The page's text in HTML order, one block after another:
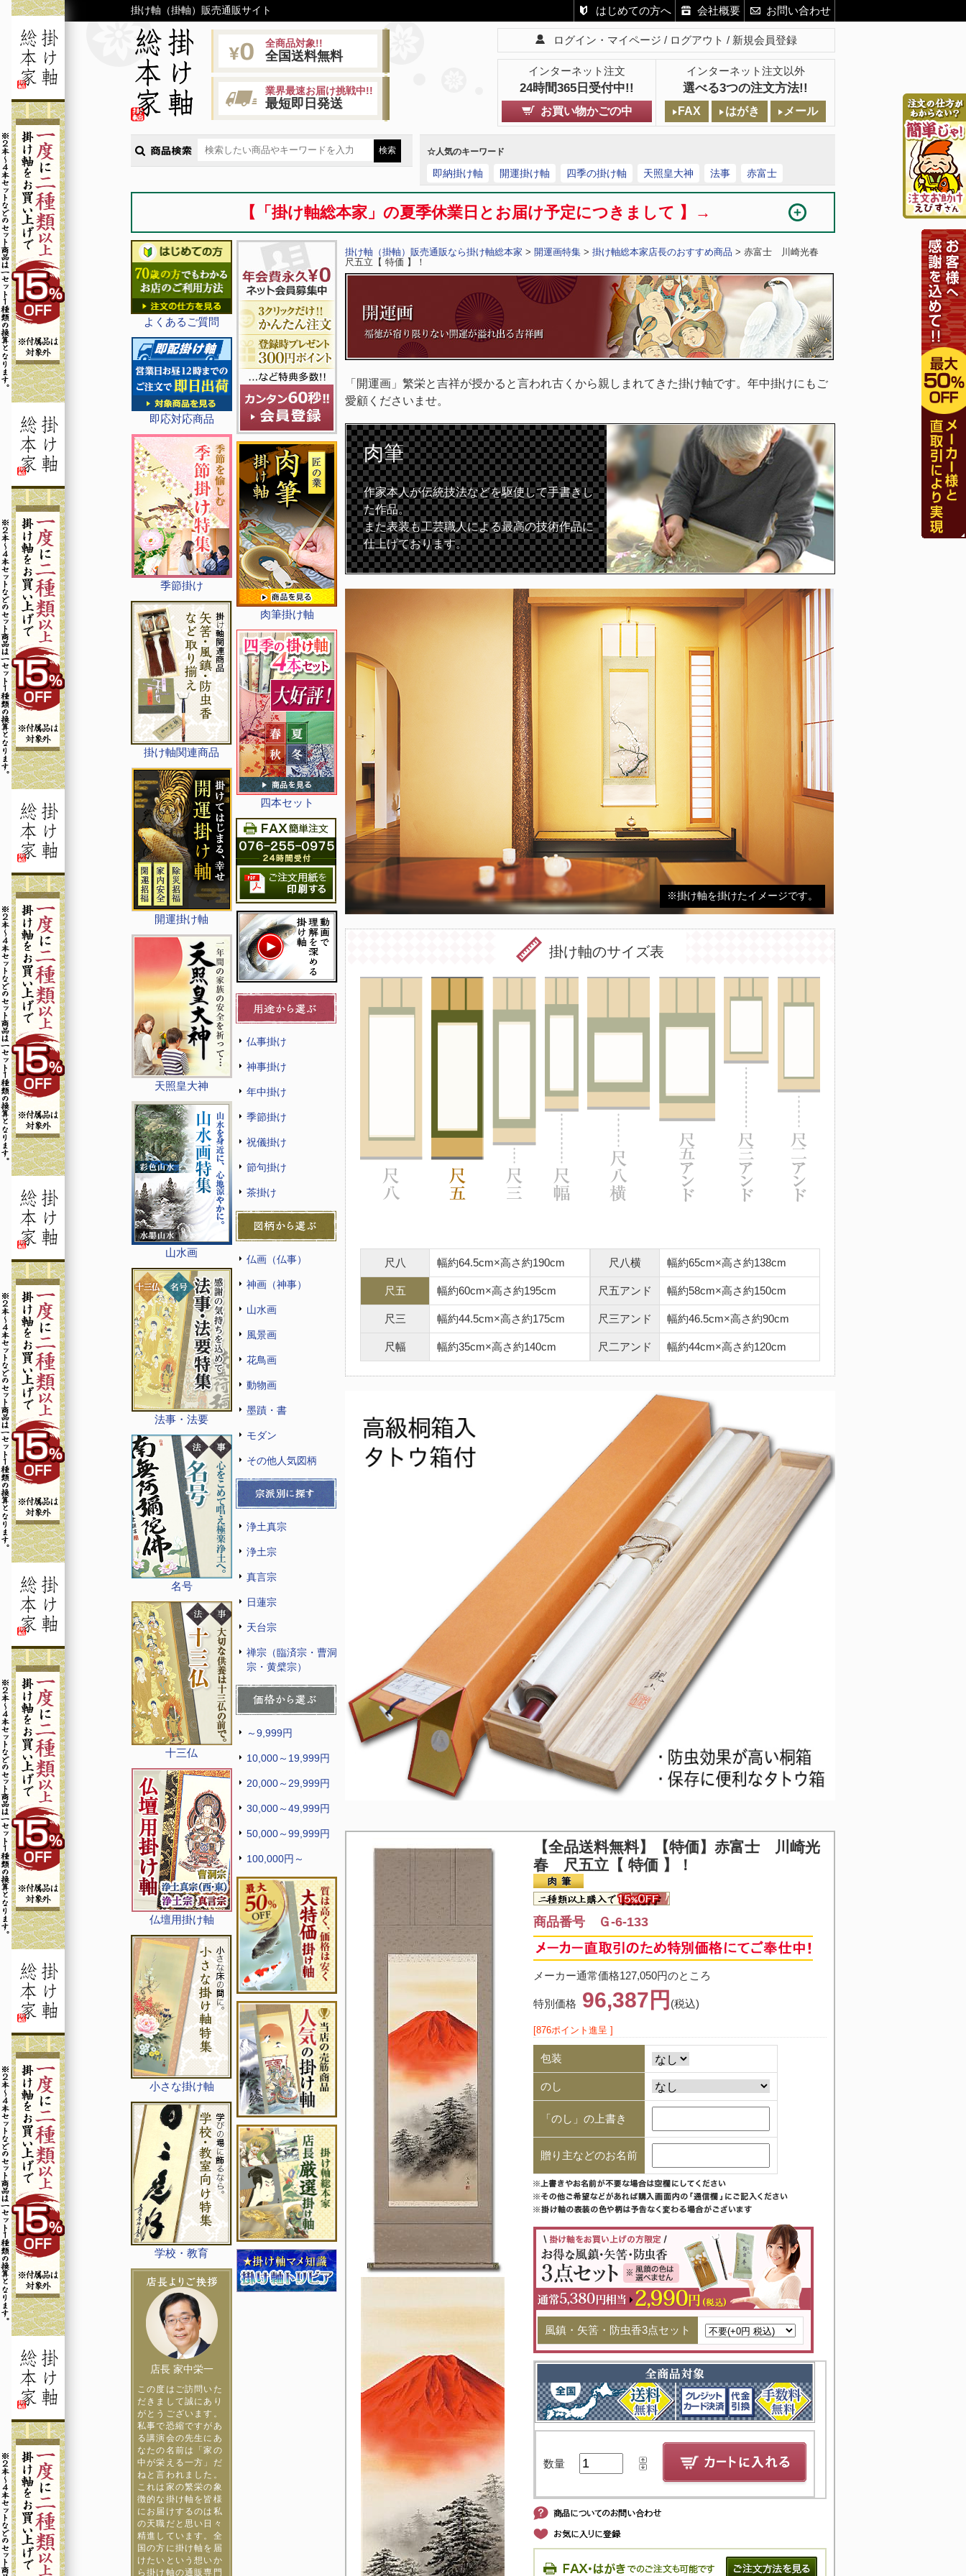
掛け軸（掛軸）販売通販サイト はじめての方へ 会社概要 お問い合わせ
全商品対象!!
全国送料無料
業界最速お届け挑戦中!!
最短即日発送
ログイン・マイページ ログアウト 新規会員登録
インターネット注文
24時間365日受付中!!
インターネット注文以外
選べる3つの注文方法!!
お買い物かごの中 FAX はがき メール
☆人気のキーワード
即納掛け軸 開運掛け軸 四季の掛け軸 天照皇大神 法事 赤富士
【「掛け軸総本家」の夏季休業日とお届け予定につきまして 】→
よくあるご質問
即応対応商品
季節掛け
掛け軸関連商品
開運掛け軸
天照皇大神
山水画
法事・法要
名号
十三仏
仏壇用掛け軸
小さな掛け軸
学校・教育
店長 家中栄一
この度はご訪問いた
だきまして誠にあり
がとうございます。
私事で恐縮ですがあ
る講演会の先生にあ
なたの名前は「家の
中が栄える一方」だ
ねと言われました。
これは家の繁栄の象
徴的な掛け軸を皆様
にお届けするのは私
の天職だと思い日々
精進しています。全
国の方に掛け軸を届
けたいという想いか
ら掛け軸の通販専門
肉筆掛け軸
四本セット
仏事掛け
神事掛け
年中掛け
季節掛け
祝儀掛け
節句掛け
茶掛け
仏画（仏事）
神画（神事）
山水画
風景画
花鳥画
動物画
墨蹟・書
モダン
その他人気図柄
浄土真宗
浄土宗
真言宗
日蓮宗
天台宗
禅宗（臨済宗・曹洞
宗・黄檗宗）
～9,999円
10,000～19,999円
20,000～29,999円
30,000～49,999円
50,000～99,999円
100,000円～
掛け軸（掛軸）販売通販なら掛け軸総本家 > 開運画特集 > 掛け軸総本家店長のおすすめ商品 > 赤富士 川崎光春
尺五立【 特価 】！
「開運画」繁栄と吉祥が授かると言われ古くから親しまれてきた掛け軸です。年中掛けにもご
愛顧くださいませ。
肉筆
作家本人が伝統技法などを駆使して手書きし
た作品。
また表装も工芸職人による最高の技術作品に
仕上げております。
※掛け軸を掛けたイメージです。
掛け軸のサイズ表
尺八 幅約64.5cm×高さ約190cm
尺五 幅約60cm×高さ約195cm
尺三 幅約44.5cm×高さ約175cm
尺幅 幅約35cm×高さ約140cm
尺八横 幅約65cm×高さ約138cm
尺五アンド 幅約58cm×高さ約150cm
尺三アンド 幅約46.5cm×高さ約90cm
尺二アンド 幅約44cm×高さ約120cm
【全品送料無料】【特価】 赤富士 川崎光
春 尺五立【 特価 】！
商品番号 Ｇ-6-133
メーカー通常価格127,050円のところ
特別価格 96,387円 (税込)
[876ポイント進呈 ]
包装
のし
「のし」の上書き
贈り主などのお名前
風鎮・矢筈・防虫香3点セット
数量